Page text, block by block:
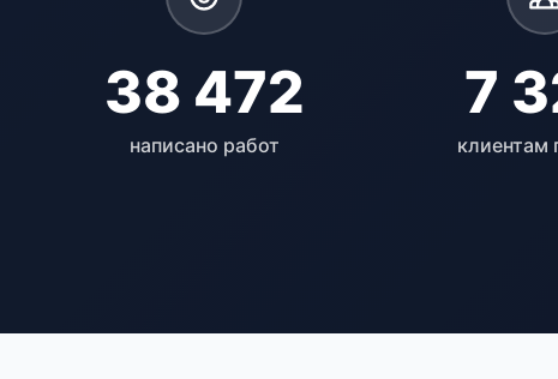
38 472
написано работ
7
клиентам